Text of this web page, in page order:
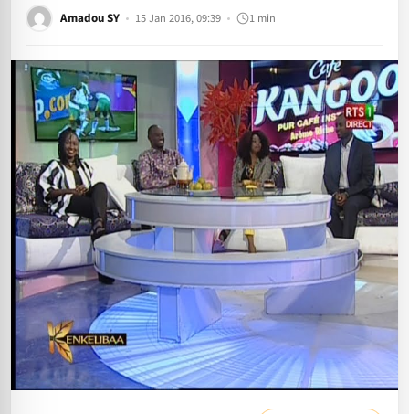
Amadou SY 15 Jan 2016, 09:39 1 min